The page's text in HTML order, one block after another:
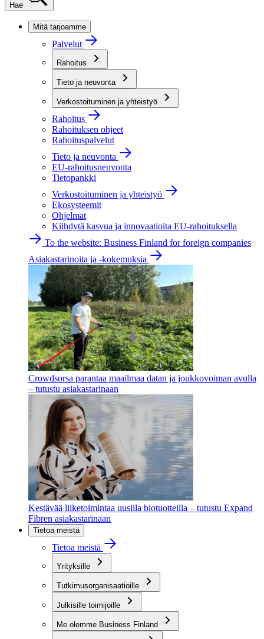
Hae
Mitä tarjoamme
Palvelut
Rahoitus
Tieto ja neuvonta
Verkostoituminen ja yhteistyö
Rahoitus
Rahoituksen ohjeet
Rahoituspalvelut
Tieto ja neuvonta
EU-rahoitusneuvonta
Tietopankki
Verkostoituminen ja yhteistyö
Ekosysteemit
Ohjelmat
Kiihdytä kasvua ja innovaatioita EU-rahoituksella
To the website: Business Finland for foreign companies
Asiakastarinoita ja -kokemuksia
Crowdsorsa parantaa maailmaa datan ja joukkovoiman avulla
– tutustu asiakastarinaan
Kestävää liiketoimintaa uusilla biotuotteilla – tutustu Expand
Fibren asiakastarinaan
Tietoa meistä
Tietoa meistä
Yrityksille
Tutkimusorganisaatioille
Julkisille toimijoille
Me olemme Business Finland